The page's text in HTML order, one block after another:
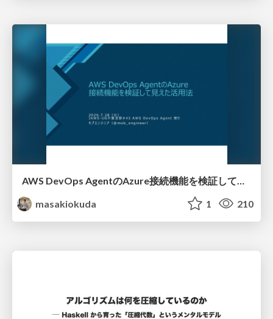
masakiokuda
1 210